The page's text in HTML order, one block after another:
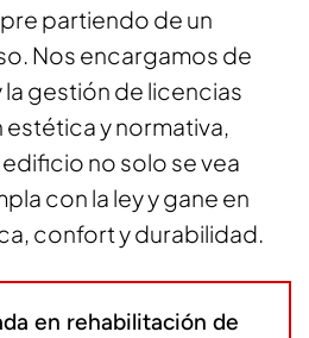
partiendo de un
Nos encargamos de
la gestión de licencias
y normativa,
no solo se vea
con la ley y gane en
confort y durabilidad.
en rehabilitación de